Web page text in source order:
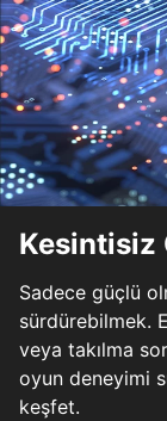
Kesintisiz
Sadece güçlü
sürdürebilmek.
veya takılma
oyun deneyimi
keşfet.